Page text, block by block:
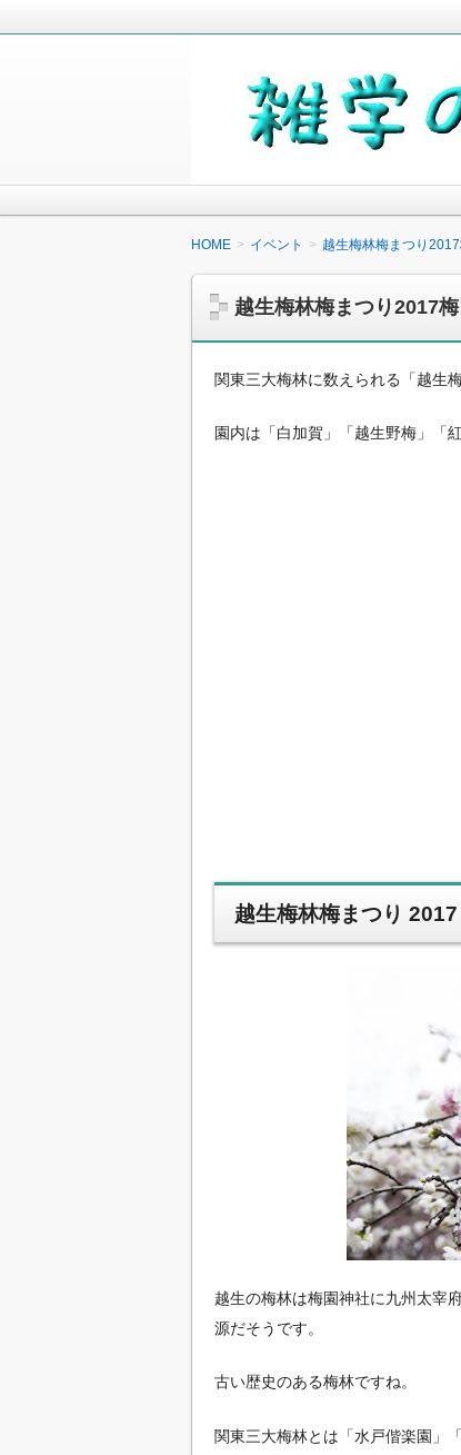
雑学の小箱
毎日の生活の中で気になったこ
少しでも役に立つことがあれば
HOME イベント 越生梅林梅まつり
越生梅林梅まつり2017
関東三大梅林に数えられる「越生
園内は「白加賀」「越生野梅」「
越生梅林梅まつり 2017
越生の梅林は梅園神社に九州太宰
源だそうです。
古い歴史のある梅林ですね。
関東三大梅林とは「水戸偕楽園」